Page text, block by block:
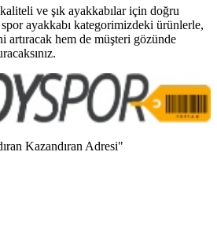
ve şık ayakkabılar için doğru
ayakkabı kategorimizdeki ürünlerle,
artıracak hem de müşteri gözünde
Kazandıran Adresi"